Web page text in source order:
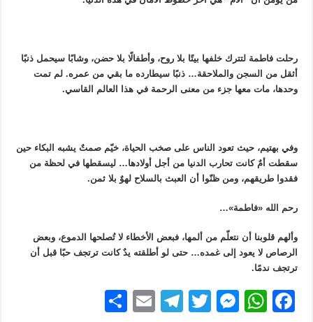
رحلت فاطمة لتترك خلفها بيتًا بلا روح، وأطفالًا بلا حضن، وشابًا سيحمل ذنبًا
أثقل من السجن والملاحقة… ذنبًا سيطارده ما بقي من عمره. لم تمت
وحدها، مات معها جزء من معنى الرحمة في هذا العالم القاسي.
وفي بهتيم، حيث تعود الناس على صخب الحياة، خيّم صمتٌ يشبه البكاء حين
سقطت أمٌ كانت تحارب الدنيا من أجل أولادها… ليسقطها في لحظة من
فقدوا طريقهم، ومن ظنّوا أن العبث بالسلاح لهوٌ بلا ثمن.
رحم الله «فاطمة»…
وألهم قلوبنا أن نتعلّم من ألمها، فبعض الأخطاء لا تُصلحها الدموع، وبعض
الرصاص لا يعود إلى غمده… حتى لو أطلقته يدٌ كانت ترتجف حبًا قبل أن
ترتجف ندمًا.
F
W
M
T
T
E